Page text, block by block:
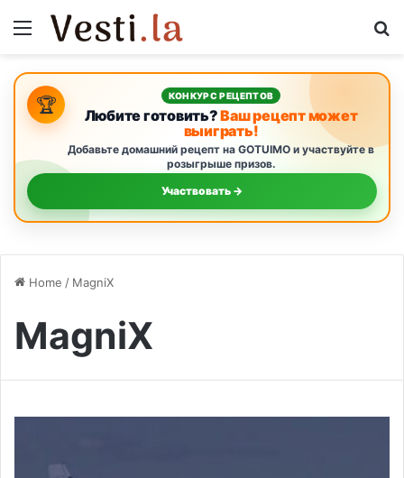
Menu
🏆 КОНКУРС РЕЦЕПТОВ
Любите готовить?Ваш рецепт может
выиграть!
Добавьте домашний рецепт на GOTUIMO и участвуйте в
розыгрыше призов.
Участвовать →
Home / MagniX
MagniX